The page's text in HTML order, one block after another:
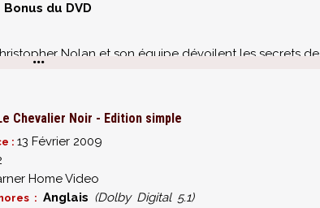
du DVD
Nolan et son équipe dévoilent les secrets de
Chevalier Noir - Edition simple
: 13 Février 2009
Home Video
: Anglais (Dolby Digital 5.1)